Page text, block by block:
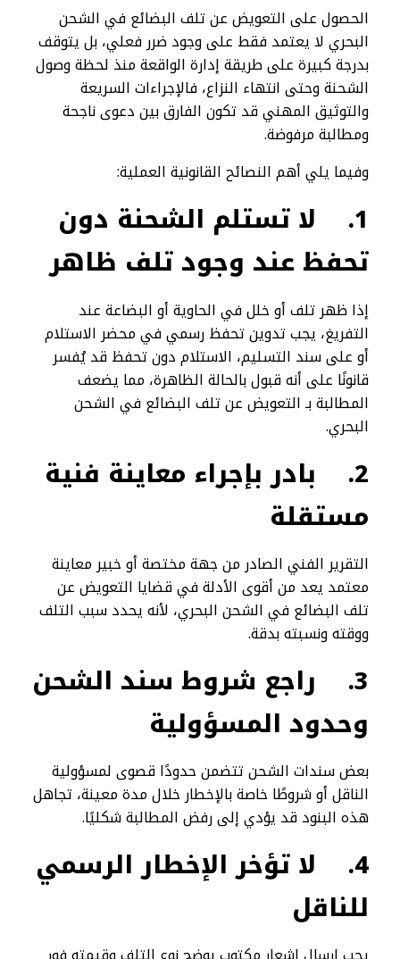
الحصول على التعويض عن تلف البضائع في الشحن
البحري لا يعتمد فقط على وجود ضرر فعلي، بل يتوقف
بدرجة كبيرة على طريقة إدارة الواقعة منذ لحظة وصول
الشحنة وحتى انتهاء النزاع، فالإجراءات السريعة
والتوثيق المهني قد تكون الفارق بين دعوى ناجحة
ومطالبة مرفوضة.
وفيما يلي أهم النصائح القانونية العملية:
1.
لا تستلم الشحنة دون
تحفظ عند وجود تلف ظاهر
إذا ظهر تلف أو خلل في الحاوية أو البضاعة عند
التفريغ، يجب تدوين تحفظ رسمي في محضر الاستلام
أو على سند التسليم، الاستلام دون تحفظ قد يُفسر
قانونًا على أنه قبول بالحالة الظاهرة، مما يضعف
المطالبة بـ التعويض عن تلف البضائع في الشحن
البحري.
2.
بادر بإجراء معاينة فنية
مستقلة
التقرير الفني الصادر من جهة مختصة أو خبير معاينة
معتمد يعد من أقوى الأدلة في قضايا التعويض عن
تلف البضائع في الشحن البحري، لأنه يحدد سبب التلف
ووقته ونسبته بدقة.
3.
راجع شروط سند الشحن
وحدود المسؤولية
بعض سندات الشحن تتضمن حدودًا قصوى لمسؤولية
الناقل أو شروطًا خاصة بالإخطار خلال مدة معينة، تجاهل
هذه البنود قد يؤدي إلى رفض المطالبة شكليًا.
4.
لا تؤخر الإخطار الرسمي
للناقل